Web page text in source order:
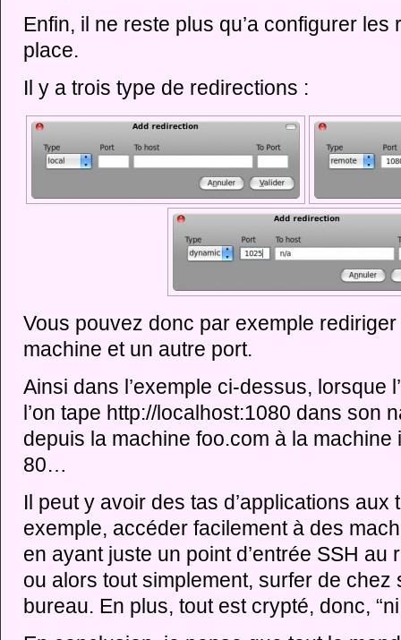
Enfin, il ne reste plus qu’a configurer
place.
Il y a trois type de redirections :
Vous pouvez donc par exemple
machine et un autre port.
Ainsi dans l’exemple ci-dessus, lorsque
l’on tape http://localhost:1080 dans son
depuis la machine foo.com à la
80…
Il peut y avoir des tas d’applications aux
exemple, accéder facilement à des
en ayant juste un point d’entrée SSH
ou alors tout simplement, surfer de chez
bureau. En plus, tout est crypté, donc,